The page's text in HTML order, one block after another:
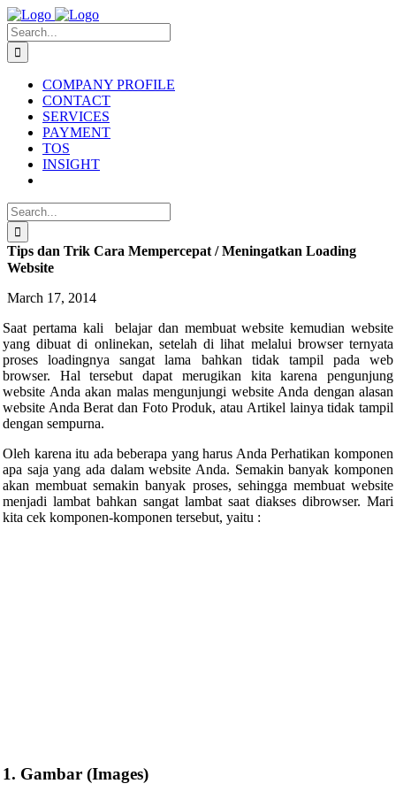
Skip
to
content
Search
for:
COMPANY PROFILE
CONTACT
SERVICES
PAYMENT
TOS
INSIGHT
Search
for:
Tips dan Trik Cara Mempercepat / Meningatkan Loading
Website
March 17, 2014
Saat pertama kali belajar dan membuat website kemudian website
yang dibuat di onlinekan, setelah di lihat melalui browser ternyata
proses loadingnya sangat lama bahkan tidak tampil pada web
browser. Hal tersebut dapat merugikan kita karena pengunjung
website Anda akan malas mengunjungi website Anda dengan alasan
website Anda Berat dan Foto Produk, atau Artikel lainya tidak tampil
dengan sempurna.
Oleh karena itu ada beberapa yang harus Anda Perhatikan komponen
apa saja yang ada dalam website Anda. Semakin banyak komponen
akan membuat semakin banyak proses, sehingga membuat website
menjadi lambat bahkan sangat lambat saat diakses dibrowser. Mari
kita cek komponen-komponen tersebut, yaitu :
1. Gambar (Images)